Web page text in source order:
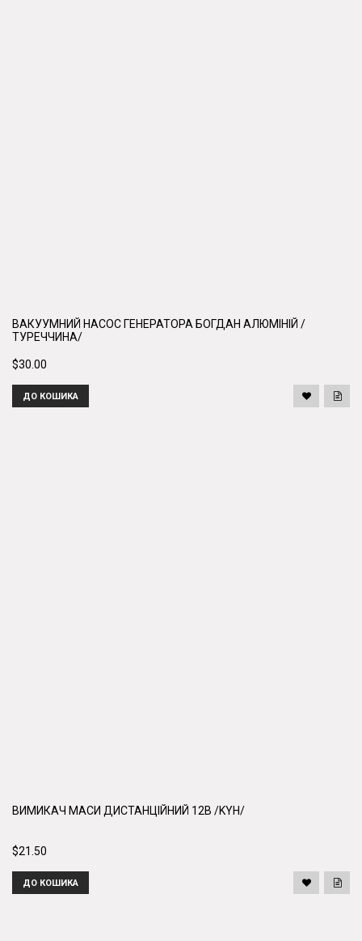
ВАКУУМНИЙ НАСОС ГЕНЕРАТОРА БОГДАН АЛЮМІНІЙ /
ТУРЕЧЧИНА/
$30.00
ДО КОШИКА
ВИМИКАЧ МАСИ ДИСТАНЦІЙНИЙ 12В /KYH/
$21.50
ДО КОШИКА